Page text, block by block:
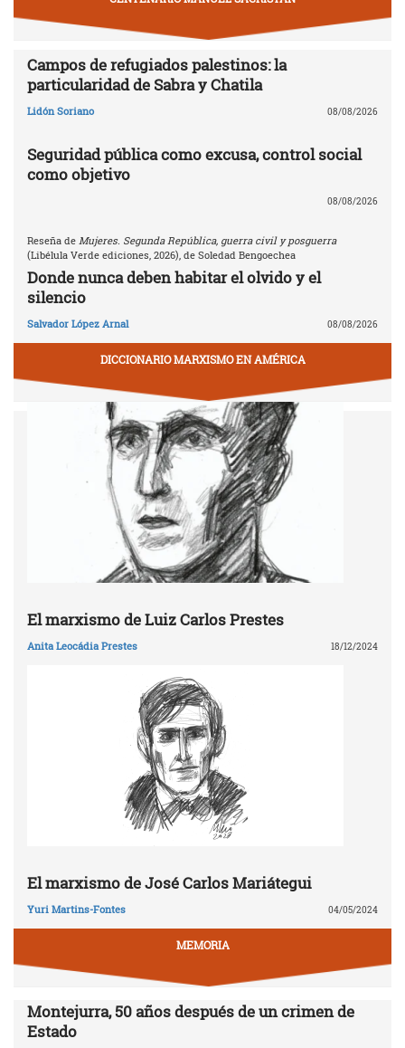
Campos de refugiados palestinos: la
particularidad de Sabra y Chatila
Lidón Soriano 08/08/2026
Seguridad pública como excusa, control social
como objetivo
08/08/2026
Reseña de Mujeres. Segunda República, guerra civil y posguerra
(Libélula Verde ediciones, 2026), de Soledad Bengoechea
Donde nunca deben habitar el olvido y el
silencio
Salvador López Arnal 08/08/2026
DICCIONARIO MARXISMO EN AMÉRICA
El marxismo de Luiz Carlos Prestes
Anita Leocádia Prestes 18/12/2024
El marxismo de José Carlos Mariátegui
Yuri Martins-Fontes 04/05/2024
MEMORIA
Montejurra, 50 años después de un crimen de
Estado